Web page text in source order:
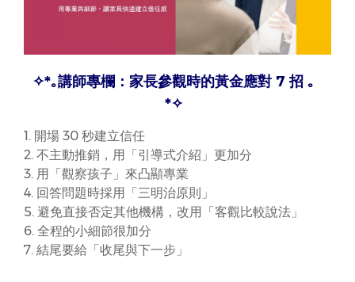
✧*｡講師專欄：家長參觀時的黃金應對 7 招 ｡
*✧
1. 開場 30 秒建立信任
2. 不主動推銷，用「引導式介紹」更加分
3. 用「觀察孩子」來凸顯專業
4. 回答問題時採用「三明治原則」
5. 避免直接否定其他機構，改用「客觀比較說法」
6. 全程的小細節很加分
7. 結尾要給「收尾與下一步」